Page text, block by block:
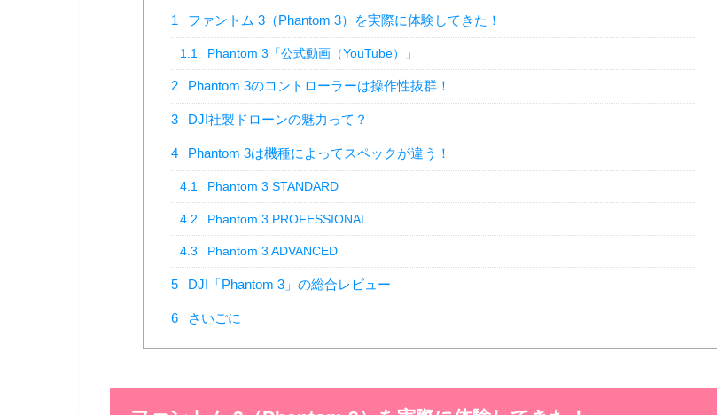
1 ファントム 3（Phantom 3）を実際に体験してきた！
1.1 Phantom 3「公式動画（YouTube）」
2 Phantom 3のコントローラーは操作性抜群！
3 DJI社製ドローンの魅力って？
4 Phantom 3は機種によってスペックが違う！
4.1 Phantom 3 STANDARD
4.2 Phantom 3 PROFESSIONAL
4.3 Phantom 3 ADVANCED
5 DJI「Phantom 3」の総合レビュー
6 さいごに